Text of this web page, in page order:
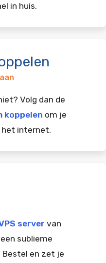
in huis.
Volg dan de
koppelen om je
het internet.
server van
sublieme
en zet je